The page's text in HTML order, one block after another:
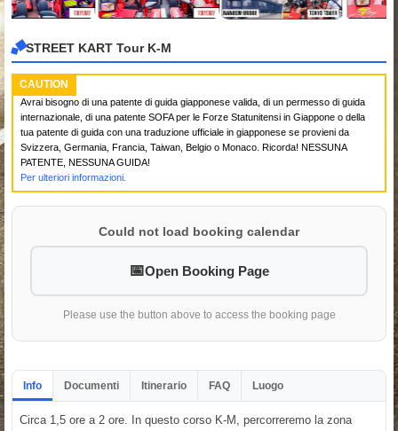
STREET KART Tour K-M
CAUTION
Avrai bisogno di una patente di guida giapponese valida, di un permesso di guida
internazionale, di una patente SOFA per le Forze Statunitensi in Giappone o della
tua patente di guida con una traduzione ufficiale in giapponese se provieni da
Svizzera, Germania, Francia, Taiwan, Belgio o Monaco. Ricorda! NESSUNA
PATENTE, NESSUNA GUIDA!
Per ulteriori informazioni.
Could not load booking calendar
Open Booking Page
Please use the button above to access the booking page
Info Documenti Itinerario FAQ Luogo
Circa 1,5 ore a 2 ore. In questo corso K-M, percorreremo la zona